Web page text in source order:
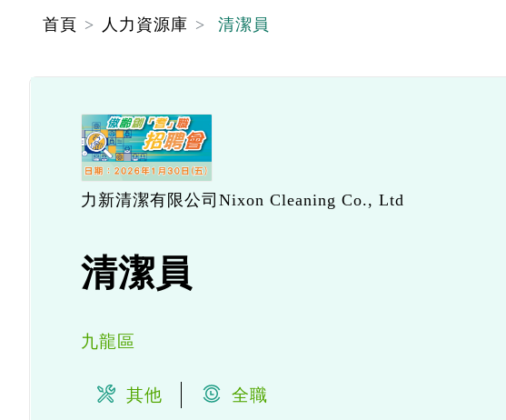
首頁 人力資源庫 清潔員
力新清潔有限公司Nixon Cleaning Co., Ltd
清潔員
九龍區
其他 全職